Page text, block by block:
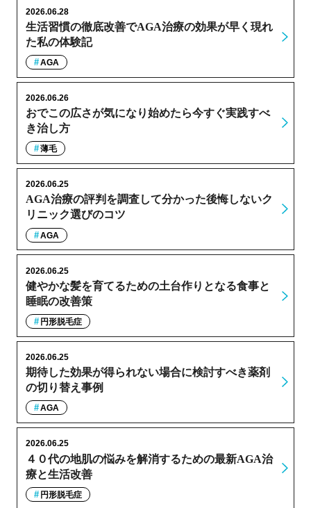
生活習慣の徹底改善でAGA治療の効果が早く現れ
た私の体験記
2026.06.28
AGA
おでこの広さが気になり始めたら今すぐ実践すべ
き治し方
2026.06.26
薄毛
AGA治療の評判を調査して分かった後悔しないク
リニック選びのコツ
2026.06.25
AGA
健やかな髪を育てるための土台作りとなる食事と
睡眠の改善策
2026.06.25
円形脱毛症
期待した効果が得られない場合に検討すべき薬剤
の切り替え事例
2026.06.25
AGA
４０代の地肌の悩みを解消するための最新AGA治
療と生活改善
2026.06.25
円形脱毛症